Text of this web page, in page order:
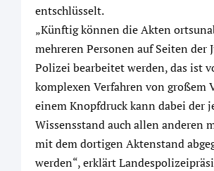
entschlüsselt.
„Künftig können die Akten
mehreren Personen auf Seiten der
Polizei bearbeitet werden, das ist
komplexen Verfahren von großem
einem Knopfdruck kann dabei der
Wissensstand auch allen anderen
mit dem dortigen Aktenstand
werden“, erklärt